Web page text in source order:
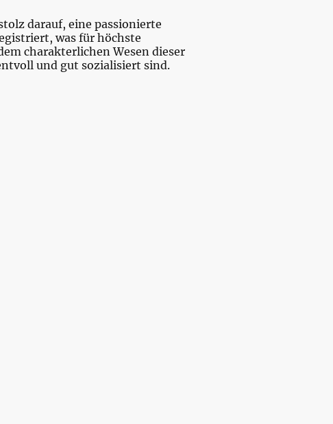
darauf, eine passionierte
was für höchste
charakterlichen Wesen dieser
und gut sozialisiert sind.